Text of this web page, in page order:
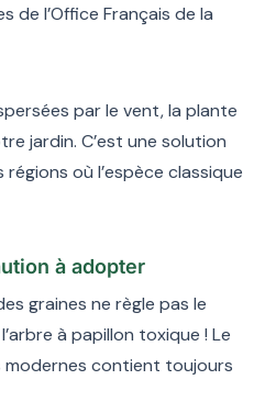
de l’Office Français de la
par le vent, la plante
jardin. C’est une solution
où l’espèce classique
à adopter
graines ne règle pas le
à papillon toxique ! Le
modernes contient toujours